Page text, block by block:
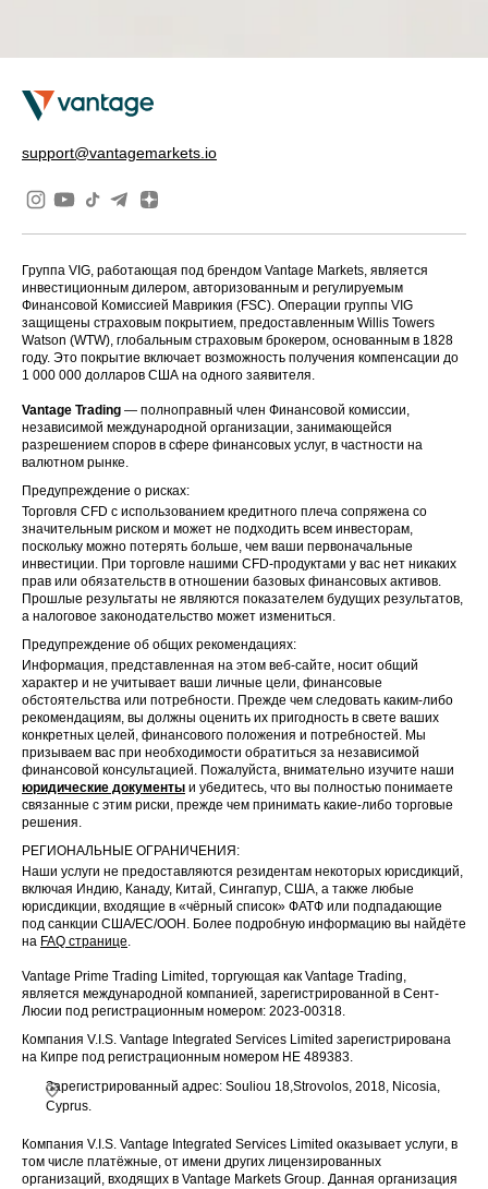
support@vantagemarkets.io
Группа VIG, работающая под брендом Vantage Markets, является
инвестиционным дилером, авторизованным и регулируемым
Финансовой Комиссией Маврикия (FSC). Операции группы VIG
защищены страховым покрытием, предоставленным Willis Towers
Watson (WTW), глобальным страховым брокером, основанным в 1828
году. Это покрытие включает возможность получения компенсации до
1 000 000 долларов США на одного заявителя.
Vantage Trading — полноправный член Финансовой комиссии,
независимой международной организации, занимающейся
разрешением споров в сфере финансовых услуг, в частности на
валютном рынке.
Предупреждение о рисках:
Торговля CFD с использованием кредитного плеча сопряжена со
значительным риском и может не подходить всем инвесторам,
поскольку можно потерять больше, чем ваши первоначальные
инвестиции. При торговле нашими CFD-продуктами у вас нет никаких
прав или обязательств в отношении базовых финансовых активов.
Прошлые результаты не являются показателем будущих результатов,
а налоговое законодательство может измениться.
Предупреждение об общих рекомендациях:
Информация, представленная на этом веб-сайте, носит общий
характер и не учитывает ваши личные цели, финансовые
обстоятельства или потребности. Прежде чем следовать каким-либо
рекомендациям, вы должны оценить их пригодность в свете ваших
конкретных целей, финансового положения и потребностей. Мы
призываем вас при необходимости обратиться за независимой
финансовой консультацией. Пожалуйста, внимательно изучите наши
юридические документы и убедитесь, что вы полностью понимаете
связанные с этим риски, прежде чем принимать какие-либо торговые
решения.
РЕГИОНАЛЬНЫЕ ОГРАНИЧЕНИЯ:
Наши услуги не предоставляются резидентам некоторых юрисдикций,
включая Индию, Канаду, Китай, Сингапур, США, а также любые
юрисдикции, входящие в «чёрный список» ФАТФ или подпадающие
под санкции США/ЕС/ООН. Более подробную информацию вы найдёте
на FAQ странице.
Vantage Prime Trading Limited, торгующая как Vantage Trading,
является международной компанией, зарегистрированной в Сент-
Люсии под регистрационным номером: 2023-00318.
Компания V.I.S. Vantage Integrated Services Limited зарегистрирована
на Кипре под регистрационным номером HE 489383.
Зарегистрированный адрес: Souliou 18,Strovolos, 2018, Nicosia,
Cyprus.
Компания V.I.S. Vantage Integrated Services Limited оказывает услуги, в
том числе платёжные, от имени других лицензированных
организаций, входящих в Vantage Markets Group. Данная организация